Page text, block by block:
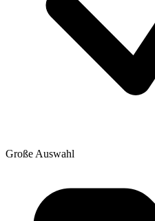
Große Auswahl